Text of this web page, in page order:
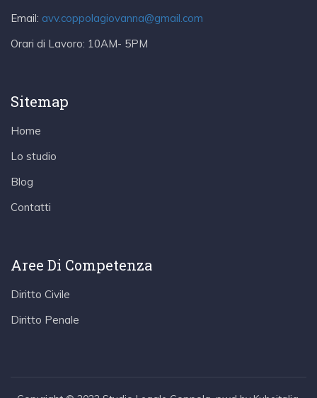
Email: avv.coppolagiovanna@gmail.com
Orari di Lavoro: 10AM- 5PM
Sitemap
Home
Lo studio
Blog
Contatti
Aree Di Competenza
Diritto Civile
Diritto Penale